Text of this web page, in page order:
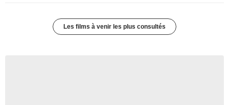
Les films à venir les plus consultés